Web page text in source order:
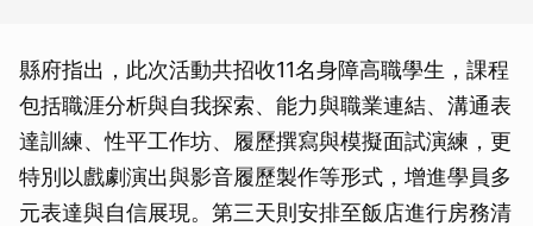
縣府指出，此次活動共招收11名身障高職學生，課程
包括職涯分析與自我探索、能力與職業連結、溝通表
達訓練、性平工作坊、履歷撰寫與模擬面試演練，更
特別以戲劇演出與影音履歷製作等形式，增進學員多
元表達與自信展現。第三天則安排至飯店進行房務清